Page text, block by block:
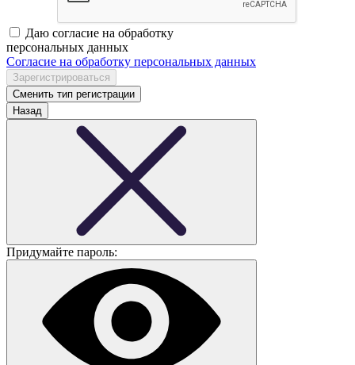
Даю согласие на обработку
персональных данных
Согласие на обработку персональных данных
Сменить тип регистрации
Назад
Придумайте пароль: